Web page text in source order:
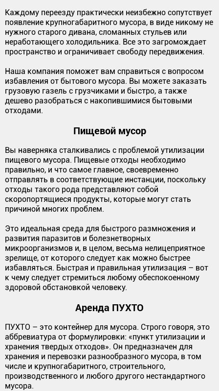
Каждому переезду практически неизбежно сопутствует
появление крупногабаритного мусора, в виде никому не
нужного старого дивана, сломанных стульев или
неработающего холодильника. Все это загромождает
пространство и ограничивает свободу передвижения.
Наша компания поможет вам справиться с вопросом
избавления от бытового мусора. Вы можете заказать
грузовую газель с грузчиками и быстро, а также
дешево разобраться с накопившимися бытовыми
отходами.
Пищевой мусор
Вы наверняка сталкивались с проблемой утилизации
пищевого мусора. Пищевые отходы необходимо
правильно, и что самое главное, своевременно
отправлять в соответствующие инстанции, поскольку
отходы такого рода представляют собой
скоропортящиеся продукты, которые могут стать
причиной многих проблем.
Это идеальная среда для быстрого размножения и
развития паразитов и болезнетворных
микроорганизмов и, в целом, весьма нелицеприятное
зрелище, от которого следует как можно быстрее
избавляться. Быстрая и правильная утилизация – вот
к чему следует стремиться любому обеспокоенному
здоровой обстановкой человеку.
Аренда ПУХТО
ПУХТО – это контейнер для мусора. Строго говоря, это
аббревиатура от формулировки: «пункт утилизации и
хранения твердых отходов». Он предназначен для
хранения и перевозки разнообразного мусора, в том
числе и крупногабаритного, строительного,
производственного и любого другого нестандартного
мусора.